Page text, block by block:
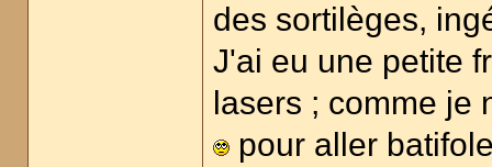
des sortilèges,
J'ai eu une petite
lasers ; comme je
pour aller